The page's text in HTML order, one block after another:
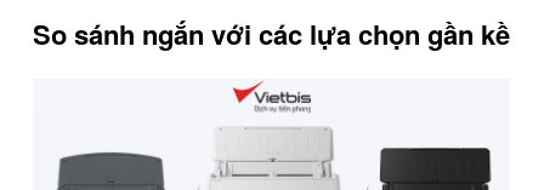
So sánh ngắn với các lựa chọn gần kề